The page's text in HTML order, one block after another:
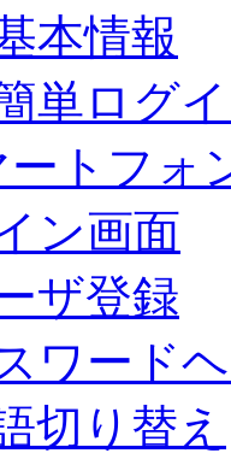
本情報
単ログ
ートフォ
ン画面
ザ登録
ワード
切り替え